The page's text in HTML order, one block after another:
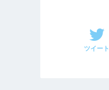
ツイート